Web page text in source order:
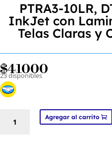
PTRA3-10LR,
InkJet con
Telas Claras y
$41000
23 disponibles
10LR,
Agregar al carrito